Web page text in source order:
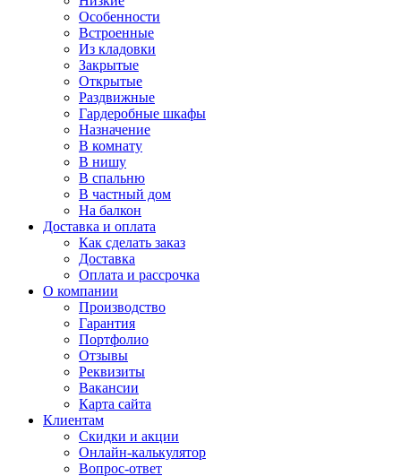
Особенности
Встроенные
Из кладовки
Закрытые
Открытые
Раздвижные
Гардеробные шкафы
Назначение
В комнату
В нишу
В спальню
В частный дом
На балкон
Доставка и оплата
Как сделать заказ
Доставка
Оплата и рассрочка
О компании
Производство
Гарантия
Портфолио
Отзывы
Реквизиты
Вакансии
Карта сайта
Клиентам
Скидки и акции
Онлайн-калькулятор
Вопрос-ответ